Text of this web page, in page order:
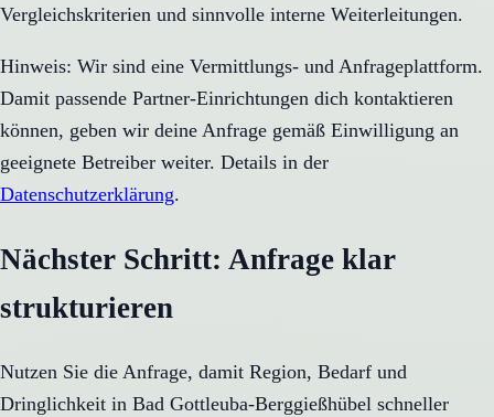
Vergleichskriterien und sinnvolle interne Weiterleitungen.
Hinweis: Wir sind eine Vermittlungs- und Anfrageplattform.
Damit passende Partner-Einrichtungen dich kontaktieren
können, geben wir deine Anfrage gemäß Einwilligung an
geeignete Betreiber weiter. Details in der
Datenschutzerklärung.
Nächster Schritt: Anfrage klar
strukturieren
Nutzen Sie die Anfrage, damit Region, Bedarf und
Dringlichkeit in Bad Gottleuba-Berggießhübel schneller